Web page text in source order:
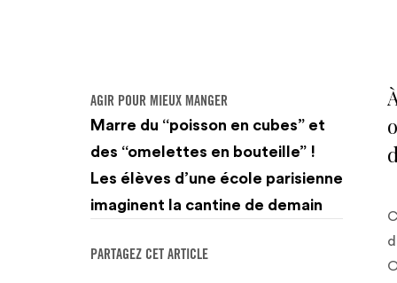
AGIR POUR MIEUX MANGER
Marre du “poisson en cubes” et
des “omelettes en bouteille” !
Les élèves d’une école parisienne
imaginent la cantine de demain
PARTAGEZ CET ARTICLE